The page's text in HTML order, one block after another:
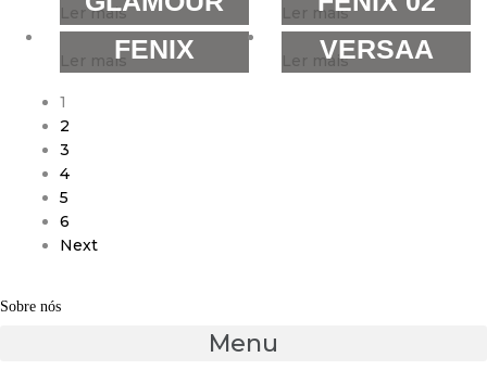
Ler mais Ler mais
Ler maisFENIX Ler maisVERSAA
1
2
3
4
5
6
Next
Sobre nós
Menu